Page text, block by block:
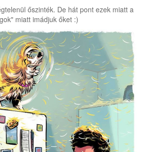
őszinték. De hát pont ezek miatt a
miatt imádjuk őket :)